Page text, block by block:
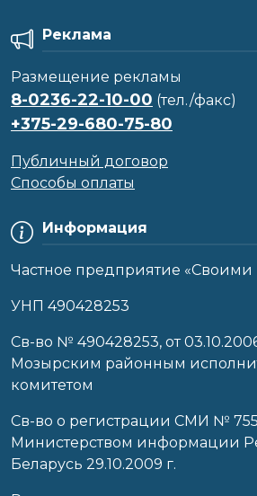
Информация
Частное предприятие «Своими
УНП 490428253
Cв-во № 490428253, от
Мозырским районным
комитетом
Св-во о регистрации СМИ №
Министерством информации
Беларусь 29.10.2009 г.
Реклама
Размещение рекламы
8-0236-22-10-00 (тел./факс)
+375-29-680-75-80
Публичный договор
Способы оплаты